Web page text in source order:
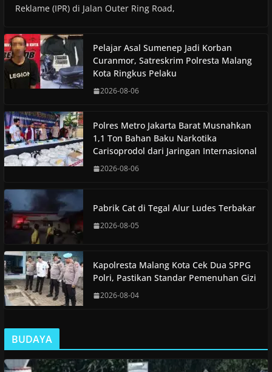
Reklame (IPR) di Jalan Outer Ring Road,
Pelajar Asal Sumenep Jadi Korban
Curanmor, Satreskrim Polresta Malang
Kota Ringkus Pelaku
2026-08-06
Polres Metro Jakarta Barat Musnahkan
1,1 Ton Bahan Baku Narkotika
Carisoprodol dari Jaringan Internasional
2026-08-06
Pabrik Cat di Tegal Alur Ludes Terbakar
2026-08-05
Kapolresta Malang Kota Cek Dua SPPG
Polri, Pastikan Standar Pemenuhan Gizi
2026-08-04
BUDAYA